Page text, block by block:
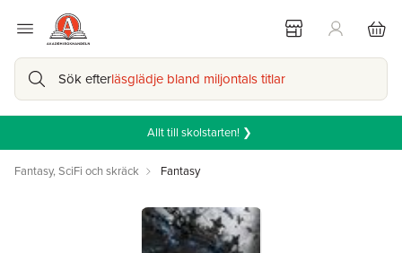
Sök efterläsglädje bland miljontals titlar
Allt till skolstarten! ❯
Fantasy, SciFi och skräck Fantasy